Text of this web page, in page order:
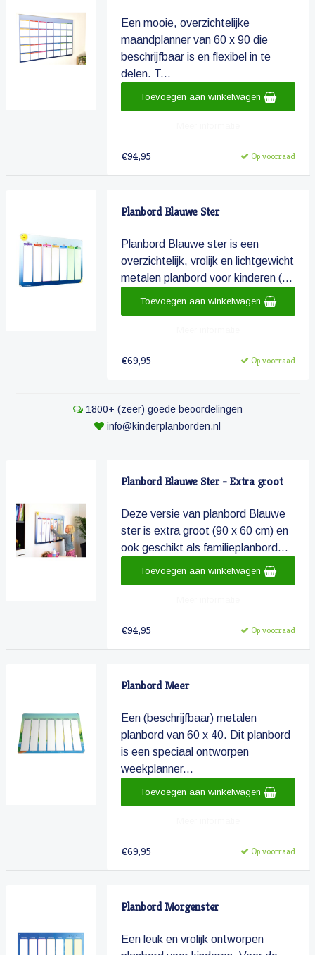
Een mooie, overzichtelijke
maandplanner van 60 x 90 die
beschrijfbaar is en flexibel in te
delen. T...
€94,95 Op voorraad
Toevoegen aan winkelwagen
Planbord Blauwe Ster
Planbord Blauwe ster is een
overzichtelijk, vrolijk en lichtgewicht
metalen planbord voor kinderen (...
€69,95 Op voorraad
Toevoegen aan winkelwagen
1800+ (zeer) goede beoordelingen
info@kinderplanborden.nl
Planbord Blauwe Ster - Extra groot
Deze versie van planbord Blauwe
ster is extra groot (90 x 60 cm) en
ook geschikt als familieplanbord...
€94,95 Op voorraad
Toevoegen aan winkelwagen
Planbord Meer
Een (beschrijfbaar) metalen
planbord van 60 x 40. Dit planbord
is een speciaal ontworpen
weekplanner...
€69,95 Op voorraad
Toevoegen aan winkelwagen
Planbord Morgenster
Een leuk en vrolijk ontworpen